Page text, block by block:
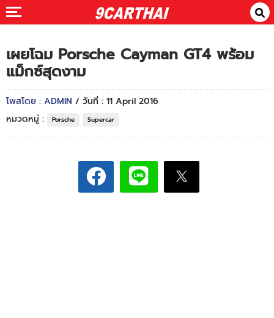
เผยโฉม Porsche Cayman GT4 พร้อม
แม็กซ์สุดงาม
โพสโดย : ADMIN / วันที่ : 11 April 2016
หมวดหมู่ :
Porsche Supercar